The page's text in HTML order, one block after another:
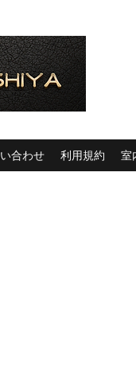
合わせ 利用規約 室